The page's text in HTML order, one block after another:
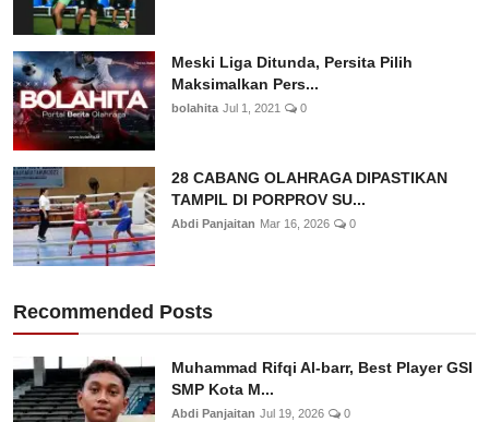
Meski Liga Ditunda, Persita Pilih
Maksimalkan Pers...
bolahita Jul 1, 2021 0
28 CABANG OLAHRAGA DIPASTIKAN
TAMPIL DI PORPROV SU...
Abdi Panjaitan Mar 16, 2026 0
Recommended Posts
Muhammad Rifqi Al-barr, Best Player GSI
SMP Kota M...
Abdi Panjaitan Jul 19, 2026 0